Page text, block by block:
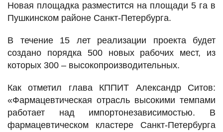
Новая площадка разместится на площади 5 га в
Пушкинском районе Санкт‑Петербурга.
В течение 15 лет реализации проекта будет
создано порядка 500 новых рабочих мест, из
которых 300 – высокопроизводительных.
Как отметил глава КППИТ Александр Ситов:
«Фармацевтическая отрасль высокими темпами
работает над импортонезависимостью. В
фармацевтическом кластере Санкт‑Петербурга